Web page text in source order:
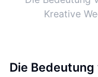
Kreative
Die